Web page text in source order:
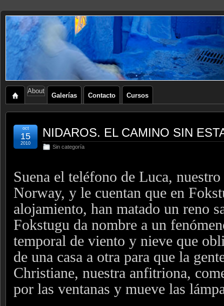
About
Galerías Contacto Cursos
NIDAROS. EL CAMINO SIN
Sin categoría
oct
15
2010
Suena el teléfono de Luca,
Norway, y le cuentan que en
alojamiento, han matado un reno
Fokstugu da nombre a un
temporal de viento y nieve que
de una casa a otra para que la
Christiane, nuestra anfitriona,
por las ventanas y mueve las